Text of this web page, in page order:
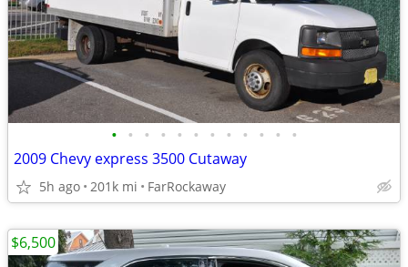
• • • • • • • • • • • •
2009 Chevy express 3500 Cutaway
5h ago 201k mi FarRockaway
$6,500